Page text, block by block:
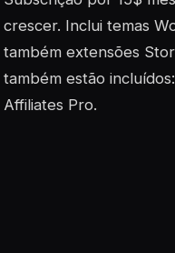
crescer. Inclui temas
também extensões
também estão
Affiliates Pro.